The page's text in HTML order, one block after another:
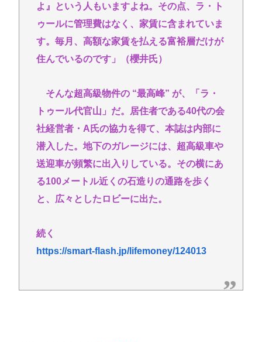
よ』という人もいますよね。その点、ラ・ト
ゥールに管理費はなく、家賃に含まれていま
す。毎月、高額な家賃を払える富裕層だけが
住んでいるのです」（櫻井氏）
そんな超高級物件の “最高峰” が、「ラ・
トゥール代官山」だ。居住者である40代の会
社経営者・A氏の協力を得て、本誌は内部に
潜入した。地下のガレージには、超高級車や
送迎車が頻繁に出入りしている。その横にあ
る100メートル近くの石造りの通路を歩く
と、広々としたロビーに出た。
続く
https://smart-flash.jp/lifemoney/124013